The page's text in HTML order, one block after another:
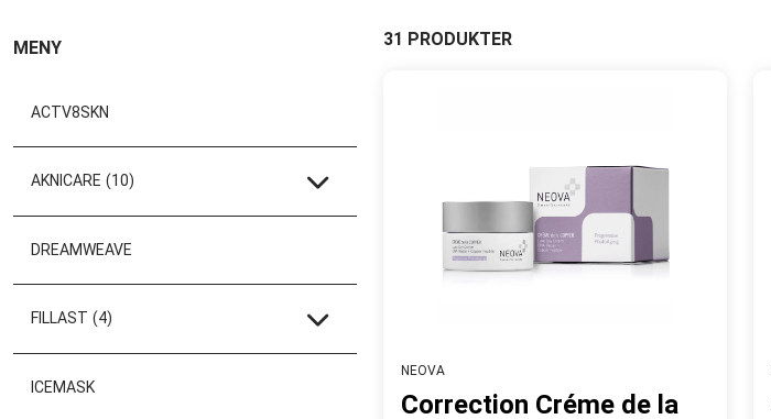
MENY
ACTV8SKN
AKNICARE (10)
DREAMWEAVE
FILLAST (4)
ICEMASK
31 PRODUKTER
NEOVA
Correction Créme de la